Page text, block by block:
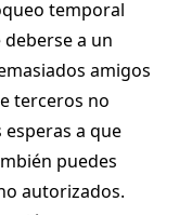
temporal
deberse a un
amigos
terceros no
a que
puedes
autorizados.